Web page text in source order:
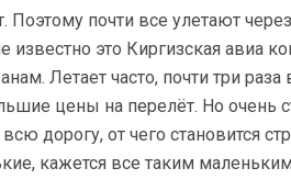
Поэтому почти все улетают
известно это Киргизская авиа
Летает часто, почти три
цены на перелёт. Но очень
дорогу, от чего становится
кажется все таким